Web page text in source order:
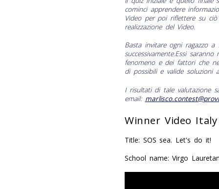
cominci apprendere
Video per poi riflettere su
realizzazione del Video.
Basta invitare ogni ragazzo
successivamente.Essi saranno
fenomeno e dei fattori che
di possibili e valide soluzioni
I risultati di tale valutazione
email:
Winner Video Italy
Title: SOS sea. Let's do it!
School name: Virgo